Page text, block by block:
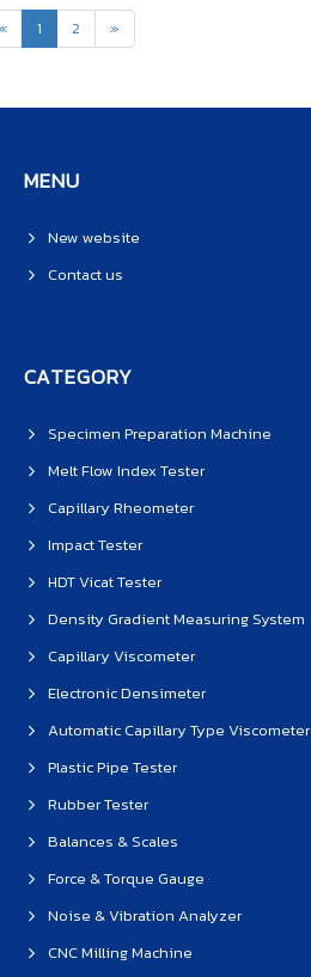
1 2 »
MENU
New website
Contact us
CATEGORY
Specimen Preparation Machine
Melt Flow Index Tester
Capillary Rheometer
Impact Tester
HDT Vicat Tester
Density Gradient Measuring System
Capillary Viscometer
Electronic Densimeter
Automatic Capillary Type Viscometer
Plastic Pipe Tester
Rubber Tester
Balances & Scales
Force & Torque Gauge
Noise & Vibration Analyzer
CNC Milling Machine